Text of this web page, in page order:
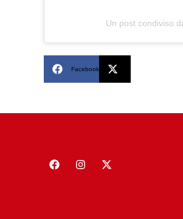
Un post condiviso
Facebook